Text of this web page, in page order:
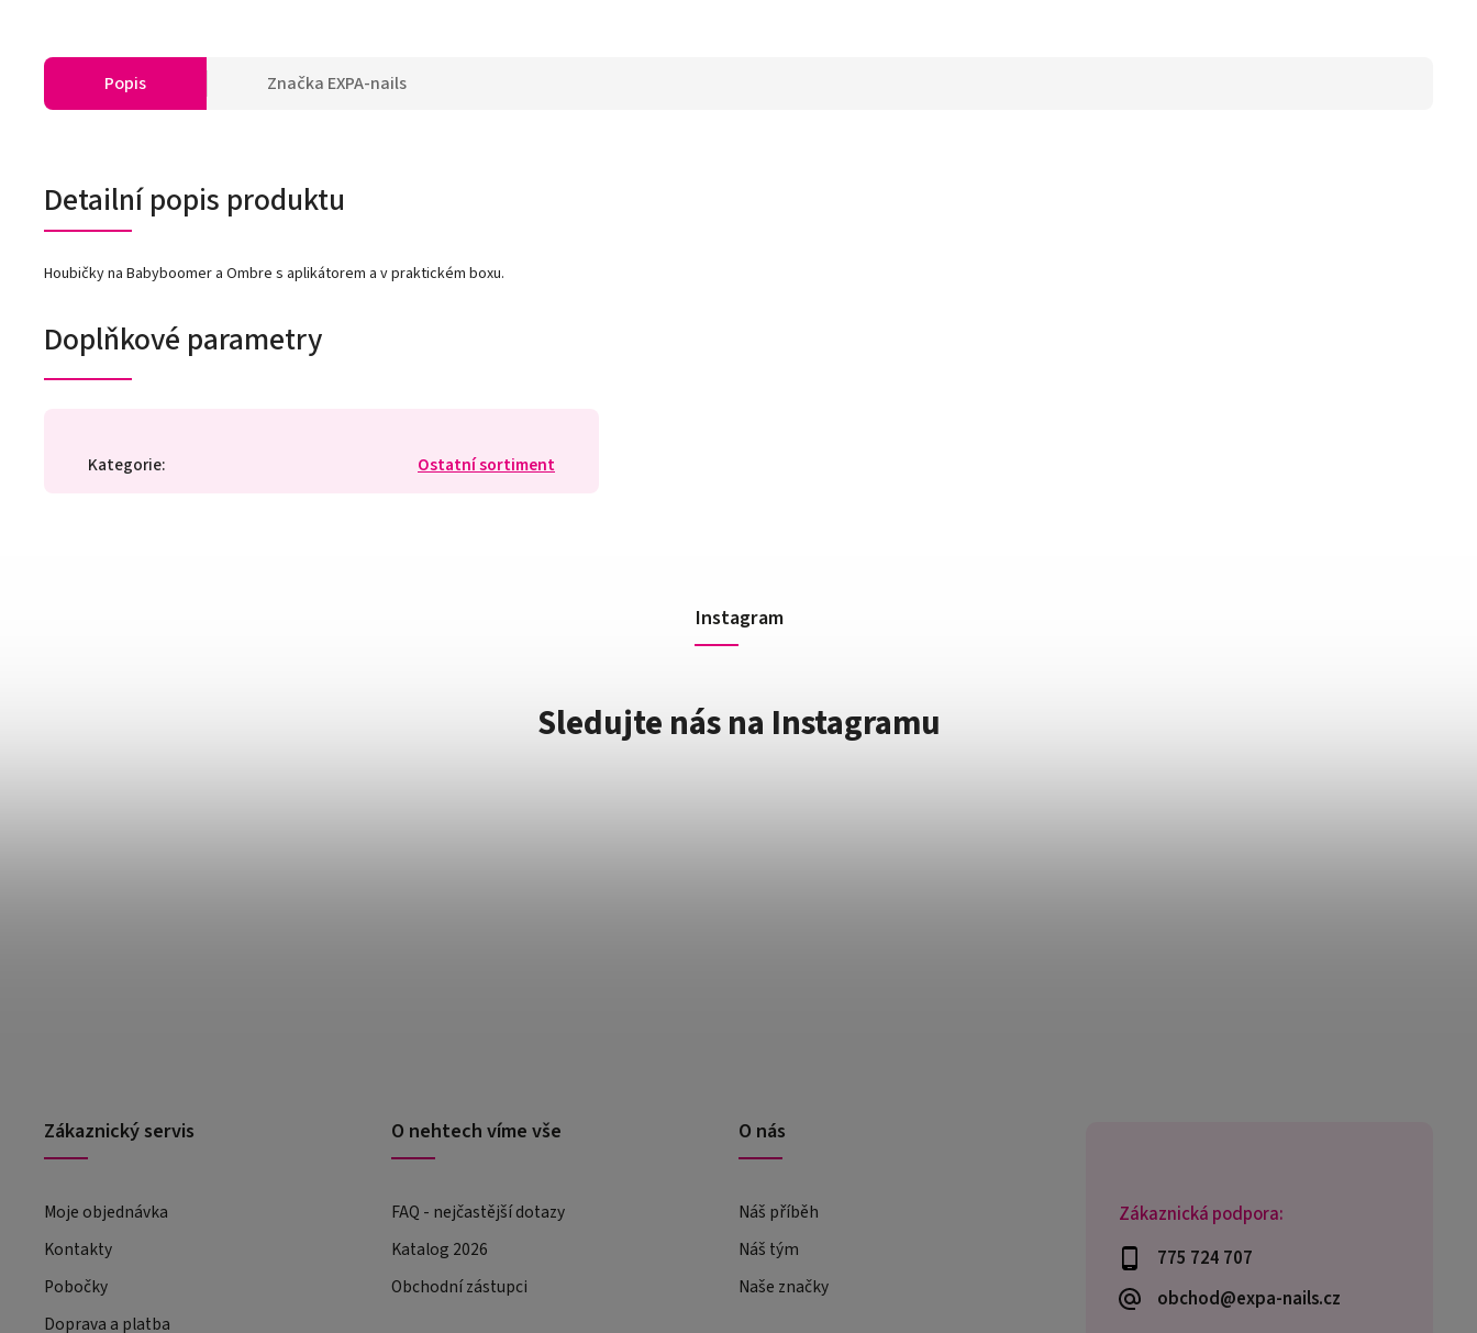
Popis Značka EXPA-nails
Detailní popis produktu
Houbičky na Babyboomer a Ombre s aplikátorem a v praktickém boxu.
Doplňkové parametry
Kategorie: Ostatní sortiment
Zákaznická podpora:
775 724 707
obchod@expa-nails.cz
Instagram
Sledujte nás na Instagramu
Zákaznický servis
Moje objednávka
Kontakty
Pobočky
Doprava a platba
O nehtech víme vše
FAQ - nejčastější dotazy
Katalog 2026
Obchodní zástupci
O nás
Náš příběh
Náš tým
Naše značky